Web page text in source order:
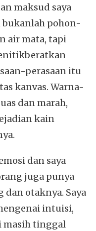
maksud saya
bukanlah pohon-
air mata, tapi
perasaan itu
kanvas. Warna-
dan marah,
kain
dan saya
juga punya
otaknya. Saya
intuisi,
masih tinggal